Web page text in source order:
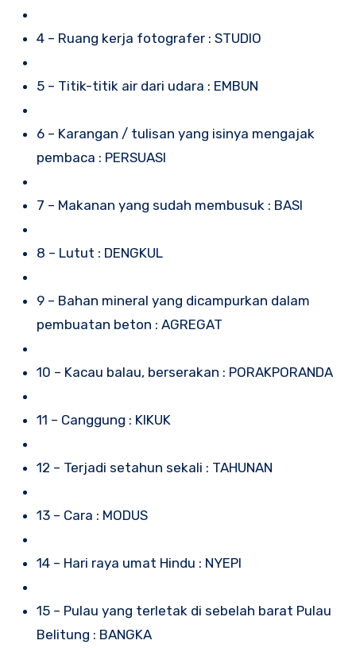
4 – Ruang kerja fotografer : STUDIO
5 – Titik-titik air dari udara : EMBUN
6 – Karangan / tulisan yang isinya mengajak
pembaca : PERSUASI
7 – Makanan yang sudah membusuk : BASI
8 – Lutut : DENGKUL
9 – Bahan mineral yang dicampurkan dalam
pembuatan beton : AGREGAT
10 – Kacau balau, berserakan : PORAKPORANDA
11 – Canggung : KIKUK
12 – Terjadi setahun sekali : TAHUNAN
13 – Cara : MODUS
14 – Hari raya umat Hindu : NYEPI
15 – Pulau yang terletak di sebelah barat Pulau
Belitung : BANGKA